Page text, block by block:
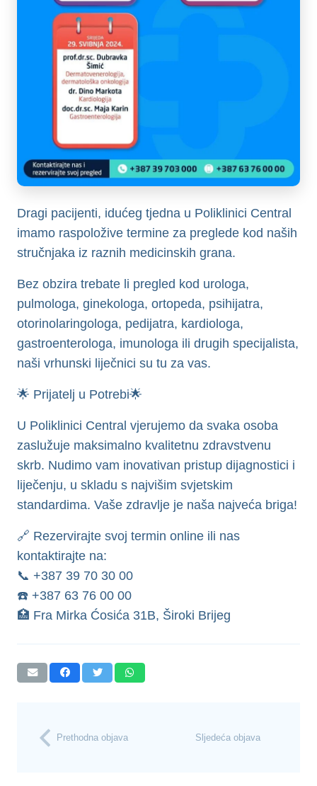
Dragi pacijenti, idućeg tjedna u Poliklinici Central
imamo raspoložive termine za preglede kod naših
stručnjaka iz raznih medicinskih grana.
Bez obzira trebate li pregled kod urologa,
pulmologa, ginekologa, ortopeda, psihijatra,
otorinolaringologa, pedijatra, kardiologa,
gastroenterologa, imunologa ili drugih specijalista,
naši vrhunski liječnici su tu za vas.
🌟 Prijatelj u Potrebi🌟
U Poliklinici Central vjerujemo da svaka osoba
zaslužuje maksimalno kvalitetnu zdravstvenu
skrb. Nudimo vam inovativan pristup dijagnostici i
liječenju, u skladu s najvišim svjetskim
standardima. Vaše zdravlje je naša najveća briga!
🔗 Rezervirajte svoj termin online ili nas
kontaktirajte na:
📞 +387 39 70 30 00
☎️ +387 63 76 00 00
🏥 Fra Mirka Ćosića 31B, Široki Brijeg
Prethodna objava Sljedeća objava